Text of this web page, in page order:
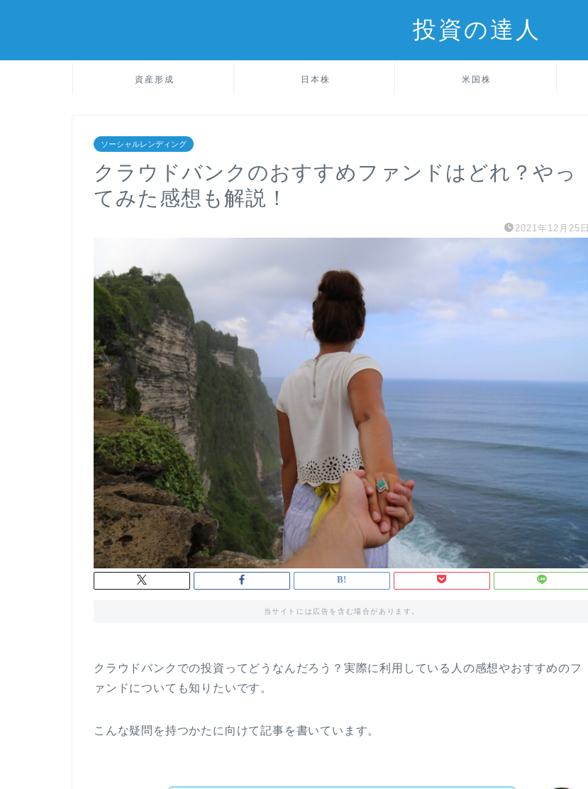
投資の達人
資産形成 日本株 米国株
ソーシャルレンディング
クラウドバンクのおすすめファンドはどれ？やっ
てみた感想も解説！
2021年12月25日
当サイトには広告を含む場合があります。
クラウドバンクでの投資ってどうなんだろう？実際に利用している人の感想やおすすめのフ
ァンドについても知りたいです。
こんな疑問を持つかたに向けて記事を書いています。